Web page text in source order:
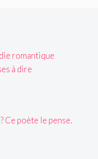
romantique
à dire
Ce poète le pense.